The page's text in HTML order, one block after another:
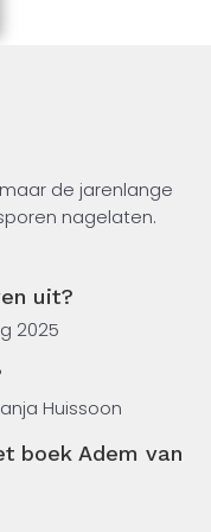
van Levenhaar
door Europa
de jarenlange
nagelaten.
er een intense
van het
rol speelt. Te
opa in handen.
op haar
uit?
2025
Huissoon
boek Adem van